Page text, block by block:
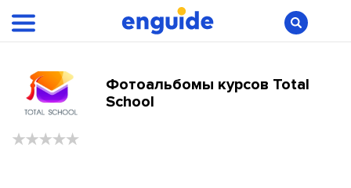
Фотоальбомы курсов Total
School